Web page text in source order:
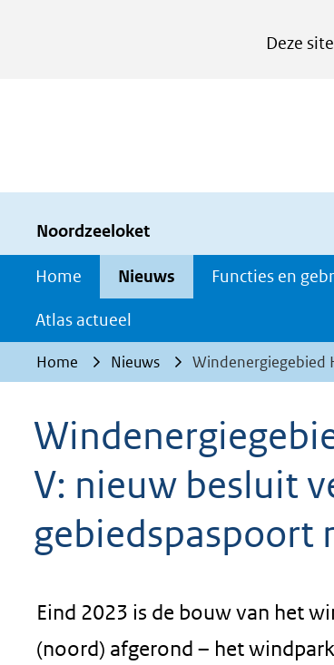
Deze
van
cookies
op
deze
website
worden
toegestaan
geweigerd.
Noordzeeloket
Home Nieuws Functies en
Atlas actueel
Home Nieuws Windenergiegebied
V: nieuw besluit
gebiedspaspoort
Eind 2023 is de bouw van het
(noord) afgerond – het